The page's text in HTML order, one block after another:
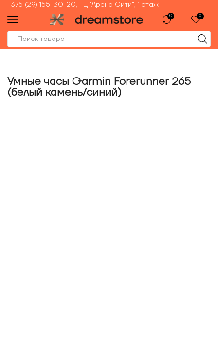
+375 (29) 155-30-20, ТЦ "Арена Сити", 1 этаж
0 0
Умные часы Garmin Forerunner 265
(белый камень/синий)